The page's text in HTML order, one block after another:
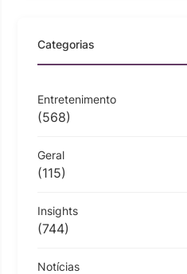
Categorias
Entretenimento
(568)
Geral
(115)
Insights
(744)
Notícias